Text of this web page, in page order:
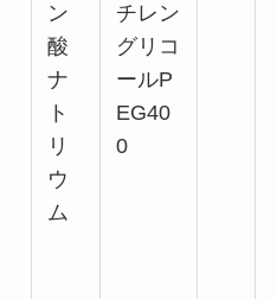
ン
酸
ナ
ト
リ
ウ
ム
チレン
グリコ
ールP
EG40
0